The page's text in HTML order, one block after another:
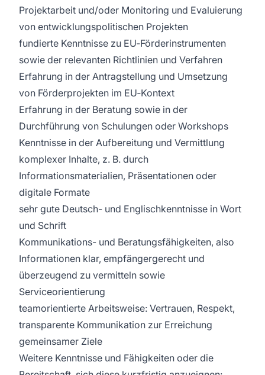
Projektarbeit und/oder Monitoring und Evaluierung
von entwicklungspolitischen Projekten
fundierte Kenntnisse zu EU‑Förderinstrumenten
sowie der relevanten Richtlinien und Verfahren
Erfahrung in der Antragstellung und Umsetzung
von Förderprojekten im EU‑Kontext
Erfahrung in der Beratung sowie in der
Durchführung von Schulungen oder Workshops
Kenntnisse in der Aufbereitung und Vermittlung
komplexer Inhalte, z. B. durch
Informationsmaterialien, Präsentationen oder
digitale Formate
sehr gute Deutsch- und Englischkenntnisse in Wort
und Schrift
Kommunikations- und Beratungsfähigkeiten, also
Informationen klar, empfängergerecht und
überzeugend zu vermitteln sowie
Serviceorientierung
teamorientierte Arbeitsweise: Vertrauen, Respekt,
transparente Kommunikation zur Erreichung
gemeinsamer Ziele
Weitere Kenntnisse und Fähigkeiten oder die